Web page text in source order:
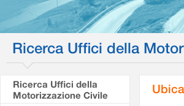
Ricerca Uffici della
Ricerca Uffici della
Motorizzazione Civile